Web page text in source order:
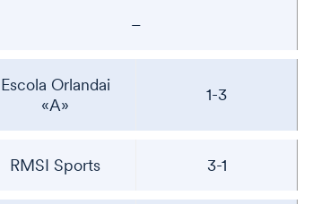
–
Escola Orlandai
«A»
1-3
RMSI Sports 3-1